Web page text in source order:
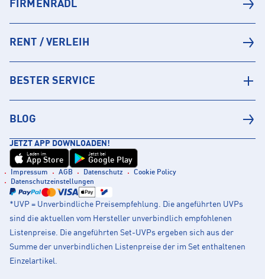
FIRMENRADL
RENT / VERLEIH
BESTER SERVICE
BLOG
JETZT APP DOWNLOADEN!
Laden im
App Store
Jetzt bei
Google Play
Impressum AGB Datenschutz
Cookie Policy
Datenschutzeinstellungen
*UVP = Unverbindliche Preisempfehlung. Die angeführten UVPs
sind die aktuellen vom Hersteller unverbindlich empfohlenen
Listenpreise. Die angeführten Set-UVPs ergeben sich aus der
Summe der unverbindlichen Listenpreise der im Set enthaltenen
Einzelartikel.